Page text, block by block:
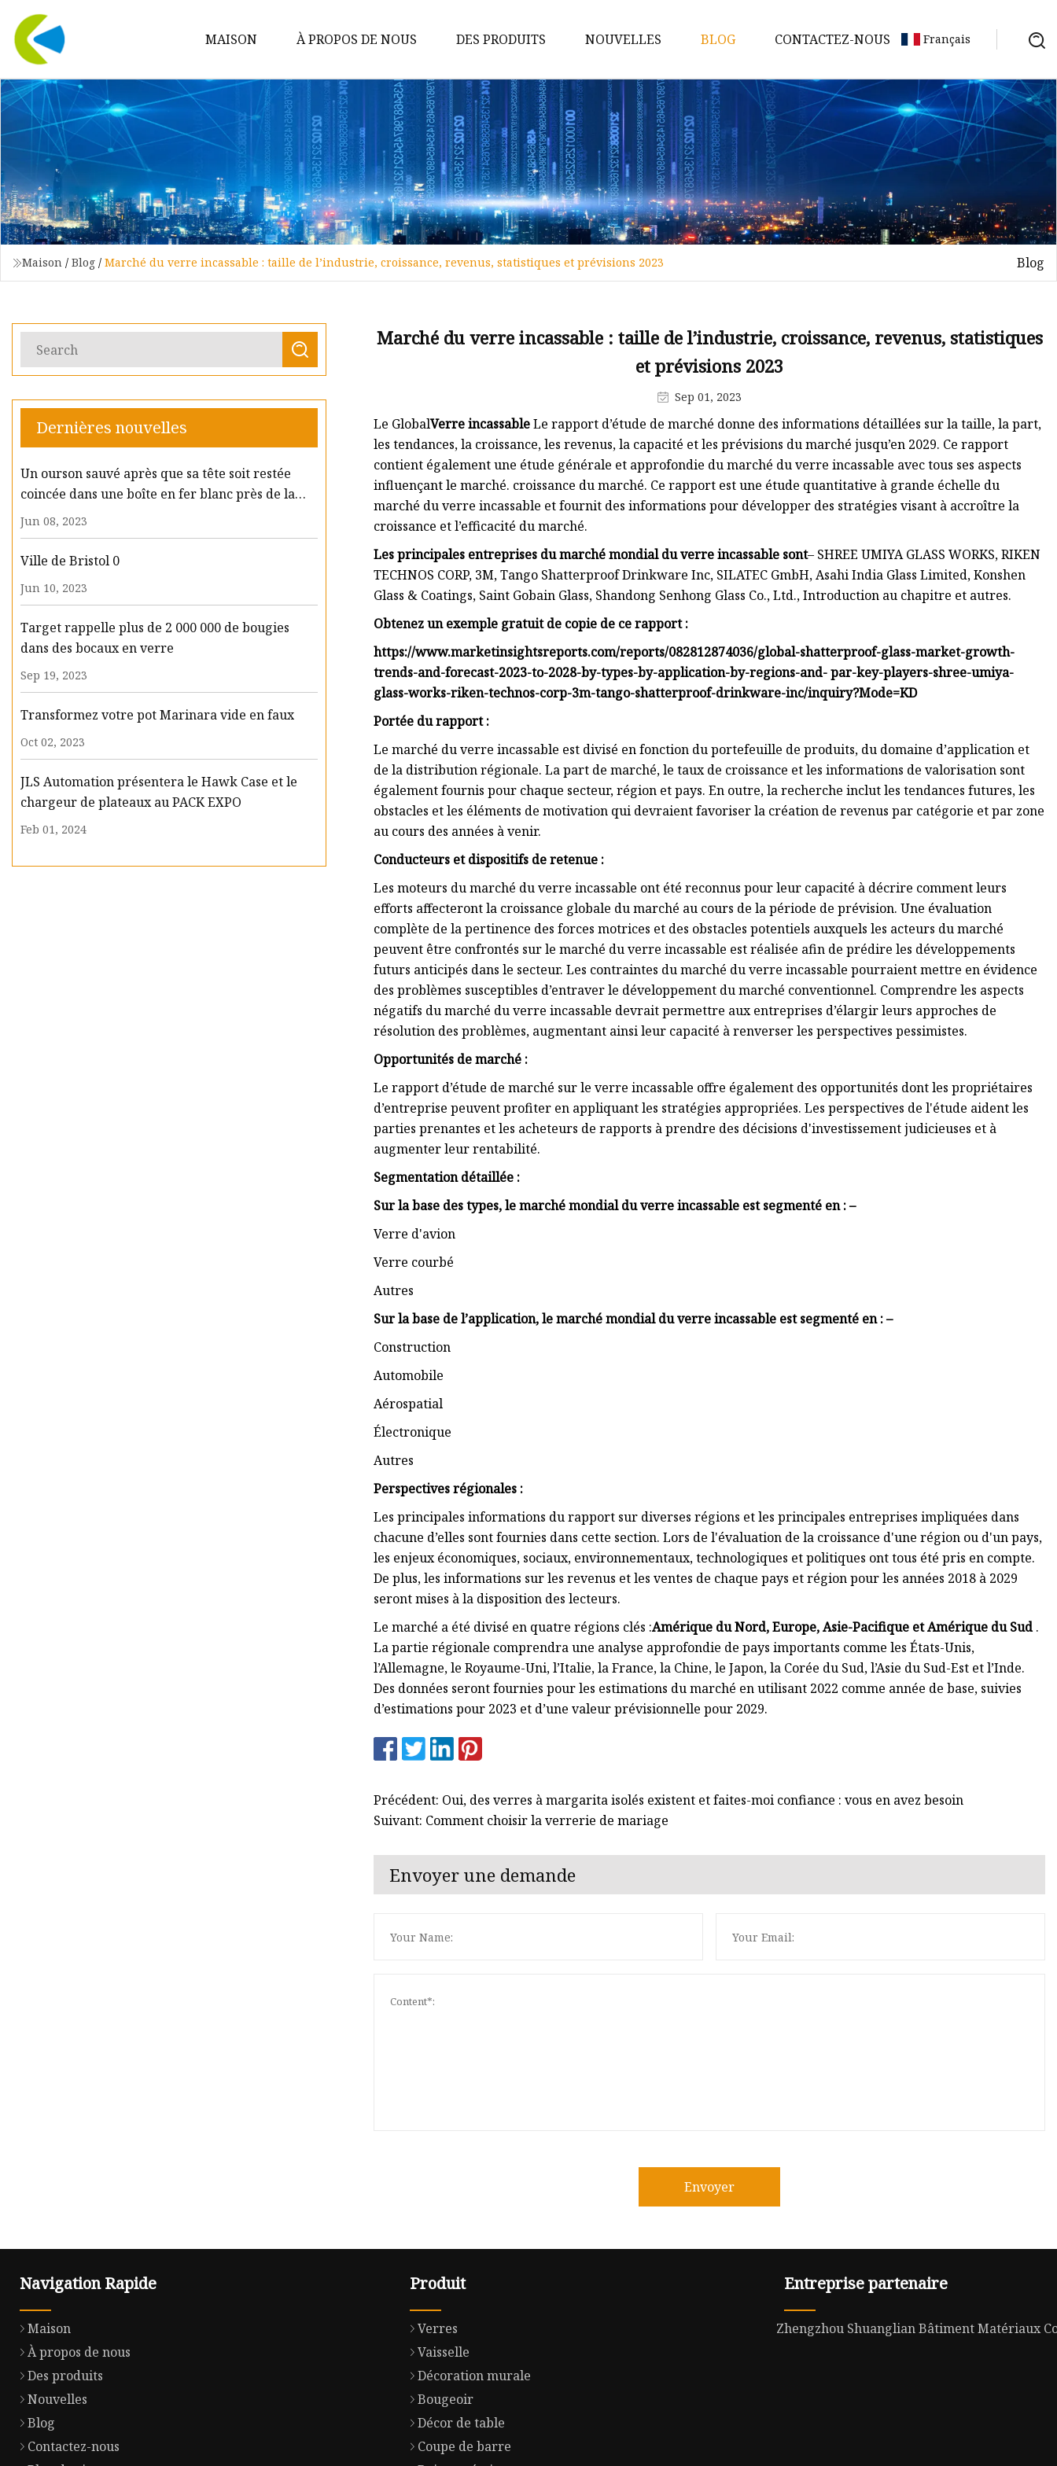
MAISON À PROPOS DE NOUS DES PRODUITS
Verres
Vaisselle
Décoration murale
Bougeoir
Décor de table
Coupe de barre
Boite en étain
Plateau en métal
NOUVELLES BLOG CONTACTEZ-NOUS Français
Maison / Blog / Marché du verre incassable : taille de l’industrie, croissance, revenus, statistiques et prévisions 2023 Blog
Dernières nouvelles
Un ourson sauvé après que sa tête soit restée
coincée dans une boîte en fer blanc près de la
grotte d'Amarnath
Jun 08, 2023
Ville de Bristol 0
Jun 10, 2023
Target rappelle plus de 2 000 000 de bougies
dans des bocaux en verre
Sep 19, 2023
Transformez votre pot Marinara vide en faux
Oct 02, 2023
JLS Automation présentera le Hawk Case et le
chargeur de plateaux au PACK EXPO
Feb 01, 2024
Marché du verre incassable : taille de l’industrie, croissance, revenus, statistiques
et prévisions 2023
Sep 01, 2023
Le GlobalVerre incassableLe rapport d’étude de marché donne des informations détaillées sur la taille, la part,
les tendances, la croissance, les revenus, la capacité et les prévisions du marché jusqu’en 2029. Ce rapport
contient également une étude générale et approfondie du marché du verre incassable avec tous ses aspects
influençant le marché. croissance du marché. Ce rapport est une étude quantitative à grande échelle du
marché du verre incassable et fournit des informations pour développer des stratégies visant à accroître la
croissance et l’efficacité du marché.
Les principales entreprises du marché mondial du verre incassable sont– SHREE UMIYA GLASS WORKS, RIKEN
TECHNOS CORP, 3M, Tango Shatterproof Drinkware Inc, SILATEC GmbH, Asahi India Glass Limited, Konshen
Glass & Coatings, Saint Gobain Glass, Shandong Senhong Glass Co., Ltd., Introduction au chapitre et autres.
Obtenez un exemple gratuit de copie de ce rapport :
https://www.marketinsightsreports.com/reports/082812874036/global-shatterproof-glass-market-growth-
trends-and-forecast-2023-to-2028-by-types-by-application-by-regions-and- par-key-players-shree-umiya-
glass-works-riken-technos-corp-3m-tango-shatterproof-drinkware-inc/inquiry?Mode=KD
Portée du rapport :
Le marché du verre incassable est divisé en fonction du portefeuille de produits, du domaine d’application et
de la distribution régionale. La part de marché, le taux de croissance et les informations de valorisation sont
également fournis pour chaque secteur, région et pays. En outre, la recherche inclut les tendances futures, les
obstacles et les éléments de motivation qui devraient favoriser la création de revenus par catégorie et par zone
au cours des années à venir.
Conducteurs et dispositifs de retenue :
Les moteurs du marché du verre incassable ont été reconnus pour leur capacité à décrire comment leurs
efforts affecteront la croissance globale du marché au cours de la période de prévision. Une évaluation
complète de la pertinence des forces motrices et des obstacles potentiels auxquels les acteurs du marché
peuvent être confrontés sur le marché du verre incassable est réalisée afin de prédire les développements
futurs anticipés dans le secteur. Les contraintes du marché du verre incassable pourraient mettre en évidence
des problèmes susceptibles d’entraver le développement du marché conventionnel. Comprendre les aspects
négatifs du marché du verre incassable devrait permettre aux entreprises d’élargir leurs approches de
résolution des problèmes, augmentant ainsi leur capacité à renverser les perspectives pessimistes.
Opportunités de marché :
Le rapport d’étude de marché sur le verre incassable offre également des opportunités dont les propriétaires
d’entreprise peuvent profiter en appliquant les stratégies appropriées. Les perspectives de l'étude aident les
parties prenantes et les acheteurs de rapports à prendre des décisions d'investissement judicieuses et à
augmenter leur rentabilité.
Segmentation détaillée :
Sur la base des types, le marché mondial du verre incassable est segmenté en : –
Verre d'avion
Verre courbé
Autres
Sur la base de l’application, le marché mondial du verre incassable est segmenté en : –
Construction
Automobile
Aérospatial
Électronique
Autres
Perspectives régionales :
Les principales informations du rapport sur diverses régions et les principales entreprises impliquées dans
chacune d’elles sont fournies dans cette section. Lors de l'évaluation de la croissance d'une région ou d'un pays,
les enjeux économiques, sociaux, environnementaux, technologiques et politiques ont tous été pris en compte.
De plus, les informations sur les revenus et les ventes de chaque pays et région pour les années 2018 à 2029
seront mises à la disposition des lecteurs.
Le marché a été divisé en quatre régions clés :Amérique du Nord, Europe, Asie-Pacifique et Amérique du Sud.
La partie régionale comprendra une analyse approfondie de pays importants comme les États-Unis,
l’Allemagne, le Royaume-Uni, l’Italie, la France, la Chine, le Japon, la Corée du Sud, l’Asie du Sud-Est et l’Inde.
Des données seront fournies pour les estimations du marché en utilisant 2022 comme année de base, suivies
d’estimations pour 2023 et d’une valeur prévisionnelle pour 2029.
Précédent: Oui, des verres à margarita isolés existent et faites-moi confiance : vous en avez besoin
Suivant: Comment choisir la verrerie de mariage
Envoyer une demande
Envoyer
Navigation Rapide
Maison
À propos de nous
Des produits
Nouvelles
Blog
Contactez-nous
Produit
Verres
Vaisselle
Décoration murale
Bougeoir
Décor de table
Coupe de barre
Entreprise partenaire
Zhengzhou Shuanglian Bâtiment Matériaux